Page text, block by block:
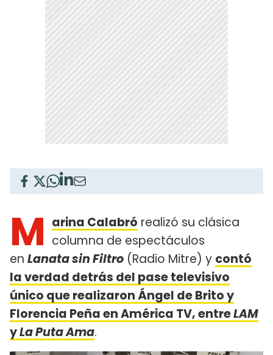
M arina Calabró realizó su clásica
columna de espectáculos
en Lanata sin Filtro (Radio Mitre) y contó
la verdad detrás del pase televisivo
único que realizaron Ángel de Brito y
Florencia Peña en América TV, entreLAM
yLa Puta Ama.